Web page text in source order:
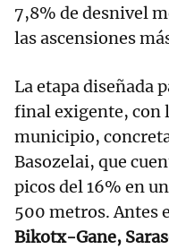
7,8% de desnivel
las ascensiones
La etapa diseñada
final exigente, con
municipio,
Basozelai, que
picos del 16% en
500 metros. Antes
Bikotx-Gane,